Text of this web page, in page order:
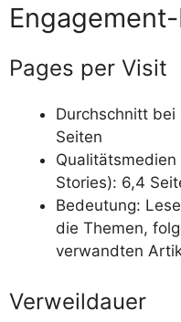
Pages per Visit
Durchschnitt
Seiten
Stories): 6,4
Bedeutung:
die Themen,
verwandten
Verweildauer